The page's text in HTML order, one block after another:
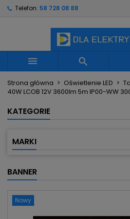
Telefon: 58 728 08 88
 
Strona główna Oświetlenie LED
40W LCOB 12V 3600lm 5m IP00-WW
KATEGORIE
MARKI
BANNER
Nowy
Utwórz nową listę
Nazwa listy życzeń
Anuluj
Musisz być zalogowany by
swojej liście życzeń.